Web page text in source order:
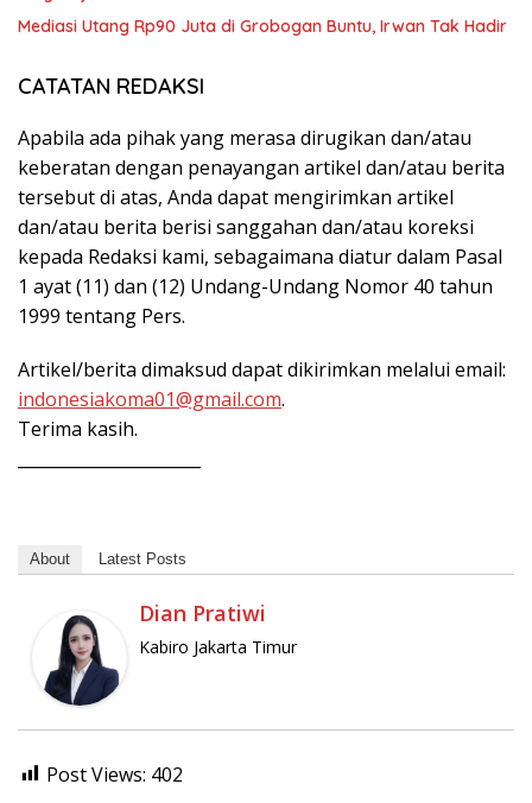
Mediasi Utang Rp90 Juta di Grobogan Buntu, Irwan Tak Hadir
CATATAN REDAKSI
Apabila ada pihak yang merasa dirugikan dan/atau
keberatan dengan penayangan artikel dan/atau berita
tersebut di atas, Anda dapat mengirimkan artikel
dan/atau berita berisi sanggahan dan/atau koreksi
kepada Redaksi kami, sebagaimana diatur dalam Pasal
1 ayat (11) dan (12) Undang-Undang Nomor 40 tahun
1999 tentang Pers.
Artikel/berita dimaksud dapat dikirimkan melalui email:
indonesiakoma01@gmail.com.
Terima kasih.
About Latest Posts
Dian Pratiwi
Kabiro Jakarta Timur
Post Views: 402